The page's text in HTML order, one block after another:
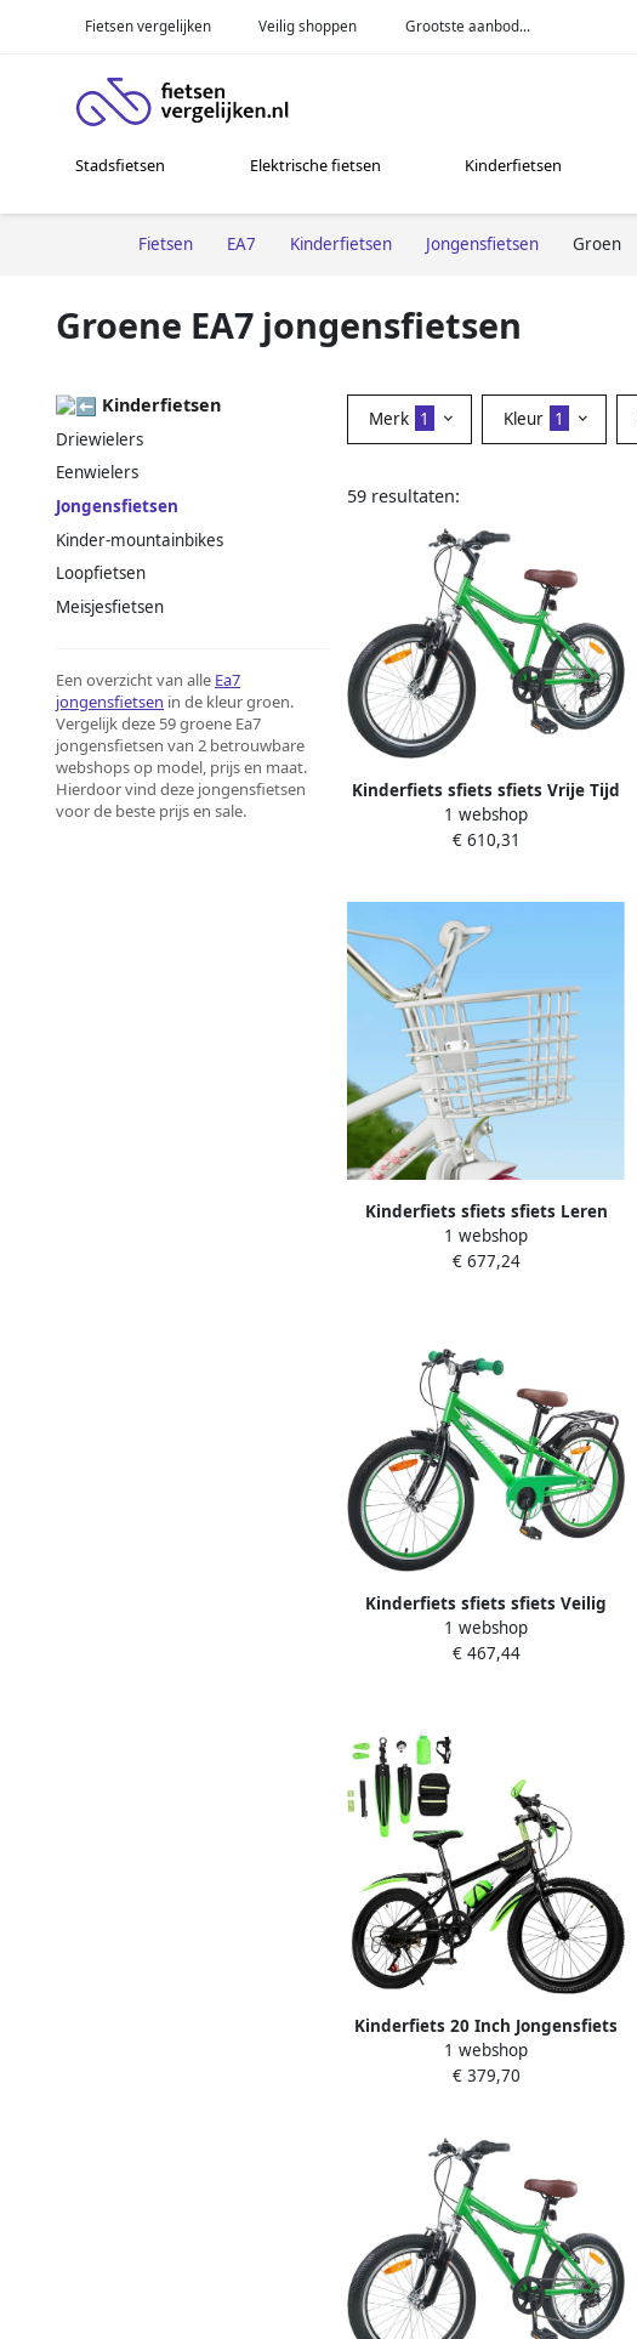
Fietsen vergelijken Veilig shoppen Grootste aanbod...
Stadsfietsen Elektrische fietsen Kinderfietsen
Fietsen EA7 Kinderfietsen Jongensfietsen Groen
Groene EA7 jongensfietsen
Kinderfietsen
Driewielers
Eenwielers
Jongensfietsen
Kinder-mountainbikes
Loopfietsen
Meisjesfietsen
Een overzicht van alle Ea7
jongensfietsen in de kleur groen.
Vergelijk deze 59 groene Ea7
jongensfietsen van 2 betrouwbare
webshops op model, prijs en maat.
Hierdoor vind deze jongensfietsen
voor de beste prijs en sale.
Merk 1 Kleur 1
59 resultaten:
Kinderfiets sfiets sfiets Vrije Tijd
6 Versnellingen 20 inch Groen
1 webshop
€ 610,31
Kinderfiets sfiets sfiets Leren
Fietsen Met Zijwieltjes 18 inch
Groen
1 webshop
€ 677,24
Kinderfiets sfiets sfiets Veilig
Fietsen Stabiel Stalen Frame 18
inch Groen
1 webshop
€ 467,44
Kinderfiets 20 Inch Jongensfiets
Mountainbike Buiten Fietsen
Stevig Carbon Frame 20 Inch
1 webshop
€ 379,70